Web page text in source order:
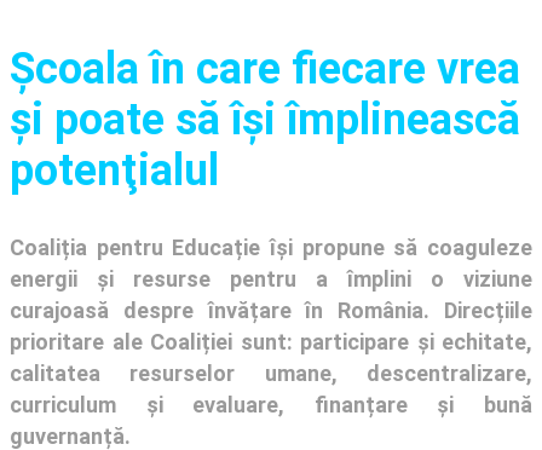
Şcoala în care fiecare vrea
și poate să își împlinească
potenţialul
Coaliția pentru Educație își propune să coaguleze
energii și resurse pentru a împlini o viziune
curajoasă despre învățare în România. Direcțiile
prioritare ale Coaliției sunt: participare și echitate,
calitatea resurselor umane, descentralizare,
curriculum și evaluare, finanțare și bună
guvernanță.